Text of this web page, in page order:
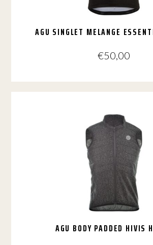
AGU SINGLET MELANGE
€50,00
meerdere
variaties.
Deze
optie
kan
gekozen
worden
op
de
AGU BODY PADDED HIVIS